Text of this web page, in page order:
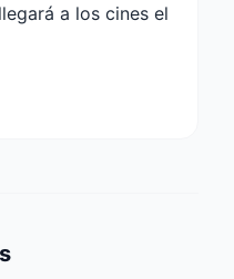
llegará a los cines el